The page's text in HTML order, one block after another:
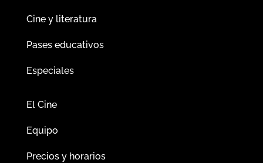
Cine y literatura
Pases educativos
Especiales
El Cine
Equipo
Precios y horarios